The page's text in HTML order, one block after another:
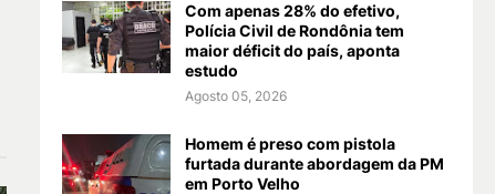
Com apenas 28% do efetivo,
Polícia Civil de Rondônia tem
maior déficit do país, aponta
estudo
Agosto 05, 2026
Homem é preso com pistola
furtada durante abordagem da PM
em Porto Velho